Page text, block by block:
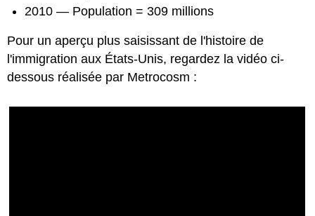
2010 — Population = 309 millions
Pour un aperçu plus saisissant de l'histoire de
l'immigration aux États-Unis, regardez la vidéo ci-
dessous réalisée par Metrocosm :